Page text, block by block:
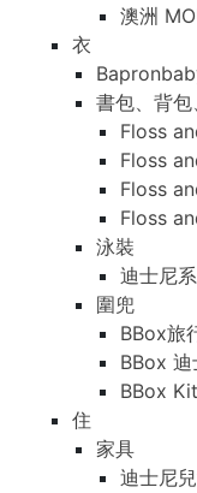
澳洲
衣
書包、背
Floss
Floss
Floss
Floss
泳裝
迪士尼
圍兜
BBox旅
BBox 迪
BBox
住
家具
迪士尼